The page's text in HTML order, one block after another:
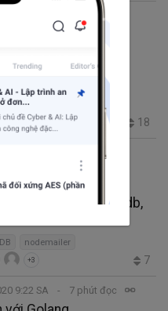
liệu chat trong
18
SA
sử dụng Mongodb,
nodemailer
+3 7
9:22 SA 7 phút đọc